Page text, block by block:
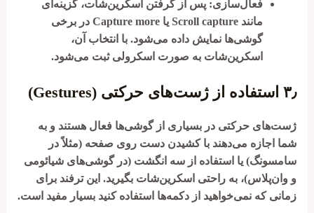
فعال‌سازی: پس از گرفتن اسکرین‌شات، گزینه‌ای
مانند Scroll captureیا Capture moreدر برخی
گوشی‌ها نمایش داده می‌شود. با انتخاب آن،
اسکرین‌شات به صورت اسکرولی ثبت می‌شود.
۳٫ استفاده از ژست‌های حرکتی (Gestures)
ژست‌های حرکتی در بسیاری از گوشی‌ها فعال هستند و به
شما اجازه می‌دهند با کشیدن دست روی صفحه (مثلاً در
سامسونگ) یا استفاده از سه انگشت (در گوشی‌های شیائومی
و وان‌پلاس)، به راحتی اسکرین‌شات بگیرید. این ترفند برای
زمانی که نمی‌خواهید از دکمه‌ها استفاده کنید بسیار مفید است.